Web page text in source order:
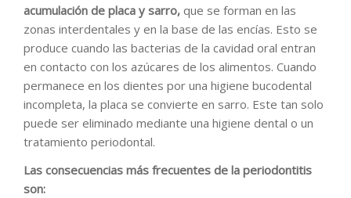
acumulación de placa y sarro, que se forman en las
zonas interdentales y en la base de las encías. Esto se
produce cuando las bacterias de la cavidad oral entran
en contacto con los azúcares de los alimentos. Cuando
permanece en los dientes por una higiene bucodental
incompleta, la placa se convierte en sarro. Este tan solo
puede ser eliminado mediante una higiene dental o un
tratamiento periodontal.
Las consecuencias más frecuentes de la periodontitis
son: